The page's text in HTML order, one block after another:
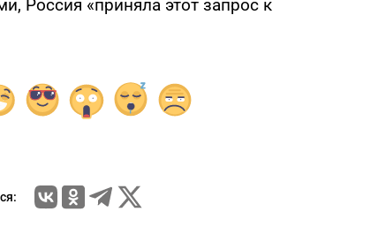
Россия «приняла этот запрос к